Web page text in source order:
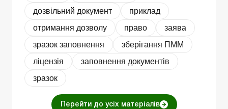
дозвільний документ
приклад
отримання дозволу
право
заява
зразок заповнення
зберігання ПММ
ліцензія
заповнення документів
зразок
Перейти до усіх матеріалів